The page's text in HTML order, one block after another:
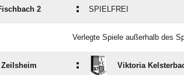
2 : SPIELFREI
Verlegte Spiele außerhalb des
Zeilsheim : Viktoria